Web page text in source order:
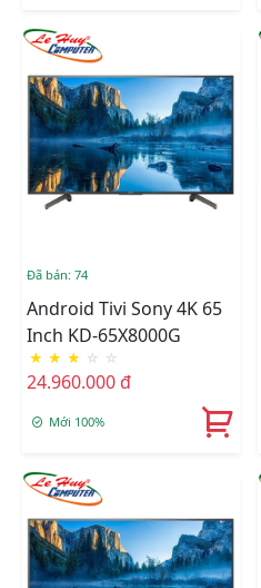
Đã bán: 74
Android Tivi Sony 4K 65
Inch KD-65X8000G
★ ★ ★ ☆ ☆
24.960.000 đ
Mới 100%